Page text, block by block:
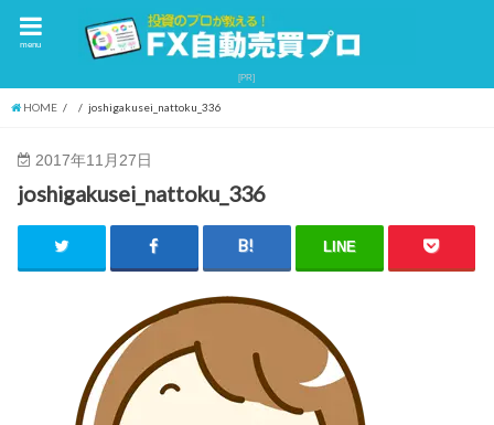
menu
HOME joshigakusei_nattoku_336
2017年11月27日
joshigakusei_nattoku_336
LINE